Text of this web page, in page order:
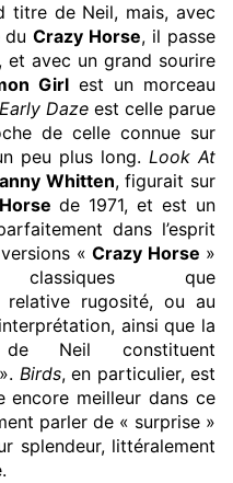
titre de Neil, mais, avec
Crazy Horse, il passe
avec un grand sourire
Girl est un morceau
Early Daze est celle parue
de celle connue sur
peu plus long. Look At
Whitten, figurait sur
de 1971, et est un
dans l’esprit
« Crazy Horse »
que
rugosité, ou au
ainsi que la
Neil constituent
Birds, en particulier, est
encore meilleur dans ce
parler de « surprise »
splendeur, littéralement